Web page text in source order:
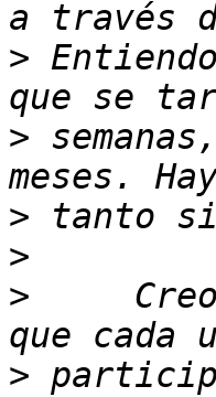
>
>
>
>
>
>